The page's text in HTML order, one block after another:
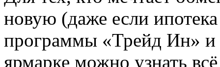
новую (даже если
программы «Трейд Ин» и
ярмарке можно узнать